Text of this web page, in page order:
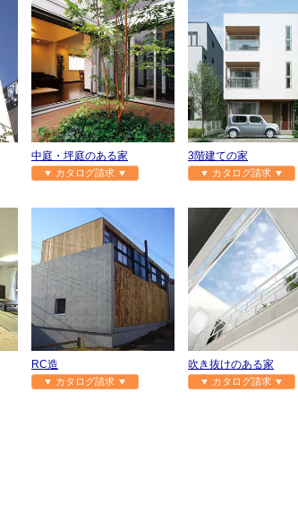
中庭・坪庭のある家
▼ カタログ請求 ▼
3階建ての家
▼ カタログ請求 ▼
RC造
▼ カタログ請求 ▼
吹き抜けのある家
▼ カタログ請求 ▼